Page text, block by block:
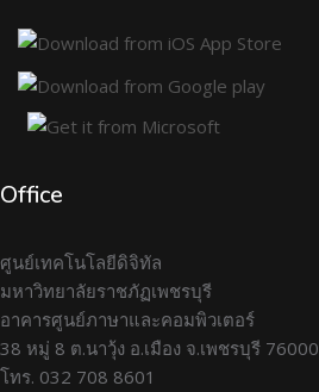
Office
ศูนย์เทคโนโลยีดิจิทัล
มหาวิทยาลัยราชภัฏเพชรบุรี
อาคารศูนย์ภาษาและคอมพิวเตอร์
38 หมู่ 8 ต.นาวุ้ง อ.เมือง จ.เพชรบุรี 76000
โทร. 032 708 8601